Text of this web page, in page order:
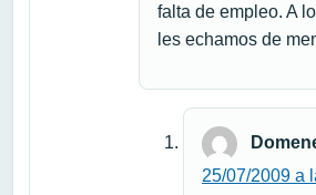
falta de empleo. A
les echamos de
25/07/2009 a